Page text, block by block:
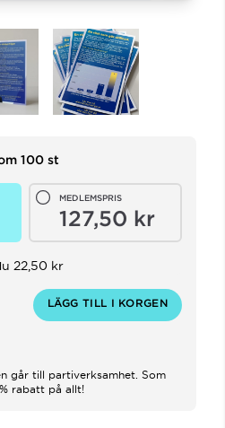
100 st
MEDLEMSPRIS
127,50 kr
22,50 kr
LÄGG TILL I KORGEN
går till partiverksamhet. Som
rabatt på allt!